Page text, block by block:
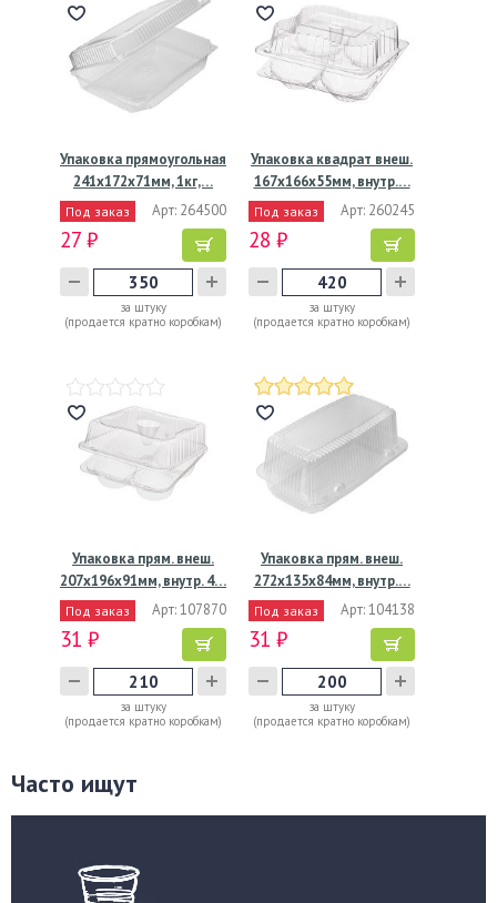
Упаковка прямоугольная
241x172x71мм, 1кг,…
Под заказ Арт: 264500
27 ₽
за штуку
(продается кратно коробкам)
Упаковка квадрат внеш.
167x166x55мм, внутр.…
Под заказ Арт: 260245
28 ₽
за штуку
(продается кратно коробкам)
Упаковка прям. внеш.
207x196x91мм, внутр. 4…
Под заказ Арт: 107870
31 ₽
за штуку
(продается кратно коробкам)
Упаковка прям. внеш.
272x135x84мм, внутр.…
Под заказ Арт: 104138
31 ₽
за штуку
(продается кратно коробкам)
Часто ищут